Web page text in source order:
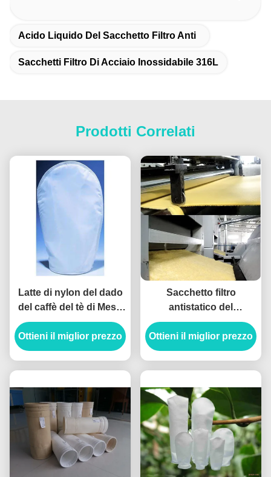
Acido Liquido Del Sacchetto Filtro Anti
Sacchetti Filtro Di Acciaio Inossidabile 316L
Prodotti Correlati
Latte di nylon del dado
del caffè del tè di Mesh
Filter Bags Drawstring
For del micron
Ottieni il miglior prezzo
Sacchetto filtro
antistatico del
Polyimide P84 1x1x1m
con il filato di PTFE
Ottieni il miglior prezzo